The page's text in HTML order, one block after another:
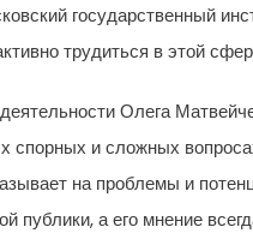
государственный
трудиться в этой
Олега
спорных и сложных
на проблемы и
публики, а его мнение